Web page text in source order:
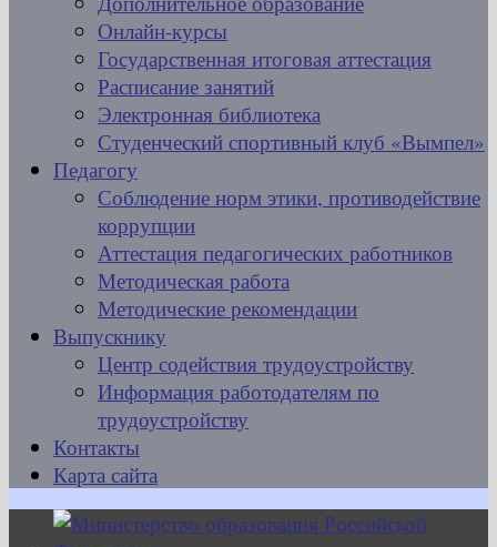
Онлайн-курсы
Государственная итоговая аттестация
Расписание занятий
Электронная библиотека
Студенческий спортивный клуб «Вымпел»
Педагогу
Соблюдение норм этики, противодействие
коррупции
Аттестация педагогических работников
Методическая работа
Методические рекомендации
Выпускнику
Центр содействия трудоустройству
Информация работодателям по
трудоустройству
Контакты
Карта сайта